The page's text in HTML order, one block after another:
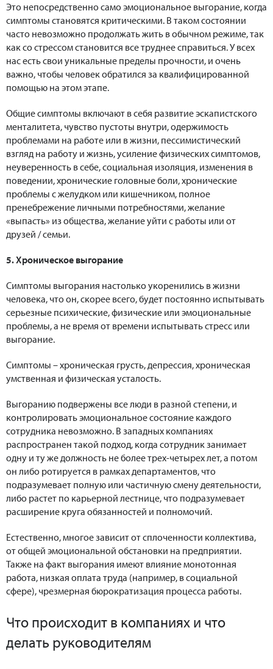
Это непосредственно само эмоциональное выгорание, когда
симптомы становятся критическими. В таком состоянии
часто невозможно продолжать жить в обычном режиме, так
как со стрессом становится все труднее справиться. У всех
нас есть свои уникальные пределы прочности, и очень
важно, чтобы человек обратился за квалифицированной
помощью на этом этапе.
Общие симптомы включают в себя развитие эскапистского
менталитета, чувство пустоты внутри, одержимость
проблемами на работе или в жизни, пессимистический
взгляд на работу и жизнь, усиление физических симптомов,
неуверенность в себе, социальная изоляция, изменения в
поведении, хронические головные боли, хронические
проблемы с желудком или кишечником, полное
пренебрежение личными потребностями, желание
«выпасть» из общества, желание уйти с работы или от
друзей / семьи.
5. Хроническое выгорание
Симптомы выгорания настолько укоренились в жизни
человека, что он, скорее всего, будет постоянно испытывать
серьезные психические, физические или эмоциональные
проблемы, а не время от времени испытывать стресс или
выгорание.
Симптомы – хроническая грусть, депрессия, хроническая
умственная и физическая усталость.
Выгоранию подвержены все люди в разной степени, и
контролировать эмоциональное состояние каждого
сотрудника невозможно. В западных компаниях
распространен такой подход, когда сотрудник занимает
одну и ту же должность не более трех-четырех лет, а потом
он либо ротируется в рамках департаментов, что
подразумевает полную или частичную смену деятельности,
либо растет по карьерной лестнице, что подразумевает
расширение круга обязанностей и полномочий.
Естественно, многое зависит от сплоченности коллектива,
от общей эмоциональной обстановки на предприятии.
Также на факт выгорания имеют влияние монотонная
работа, низкая оплата труда (например, в социальной
сфере), чрезмерная бюрократизация процесса работы.
Что происходит в компаниях и что
делать руководителям